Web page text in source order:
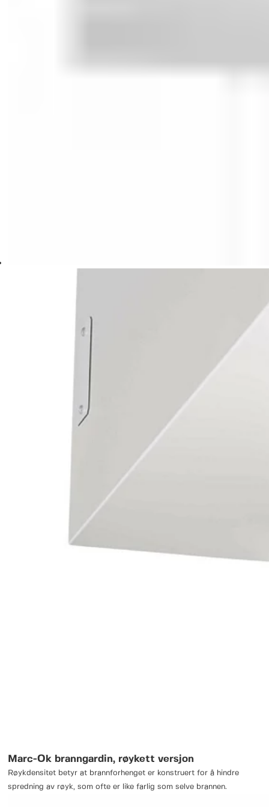
Marc-Ok branngardin, røykett versjon
Røykdensitet betyr at brannforhenget er konstruert for å hindre
spredning av røyk, som ofte er like farlig som selve brannen.